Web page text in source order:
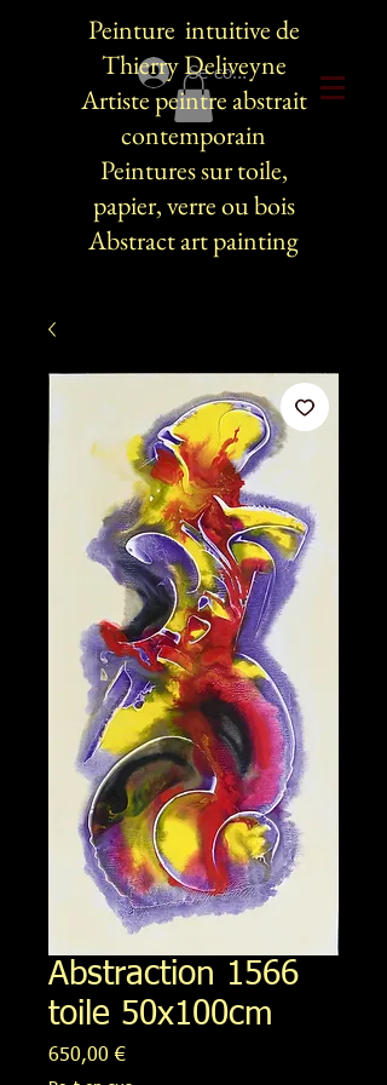
Se connecter
Peinture intuitive de
Thierry Deliveyne
Artiste peintre abstrait
contemporain
Peintures sur toile,
papier, verre ou bois
Abstract art painting
Abstraction 1566
toile 50x100cm
650,00 €Prix